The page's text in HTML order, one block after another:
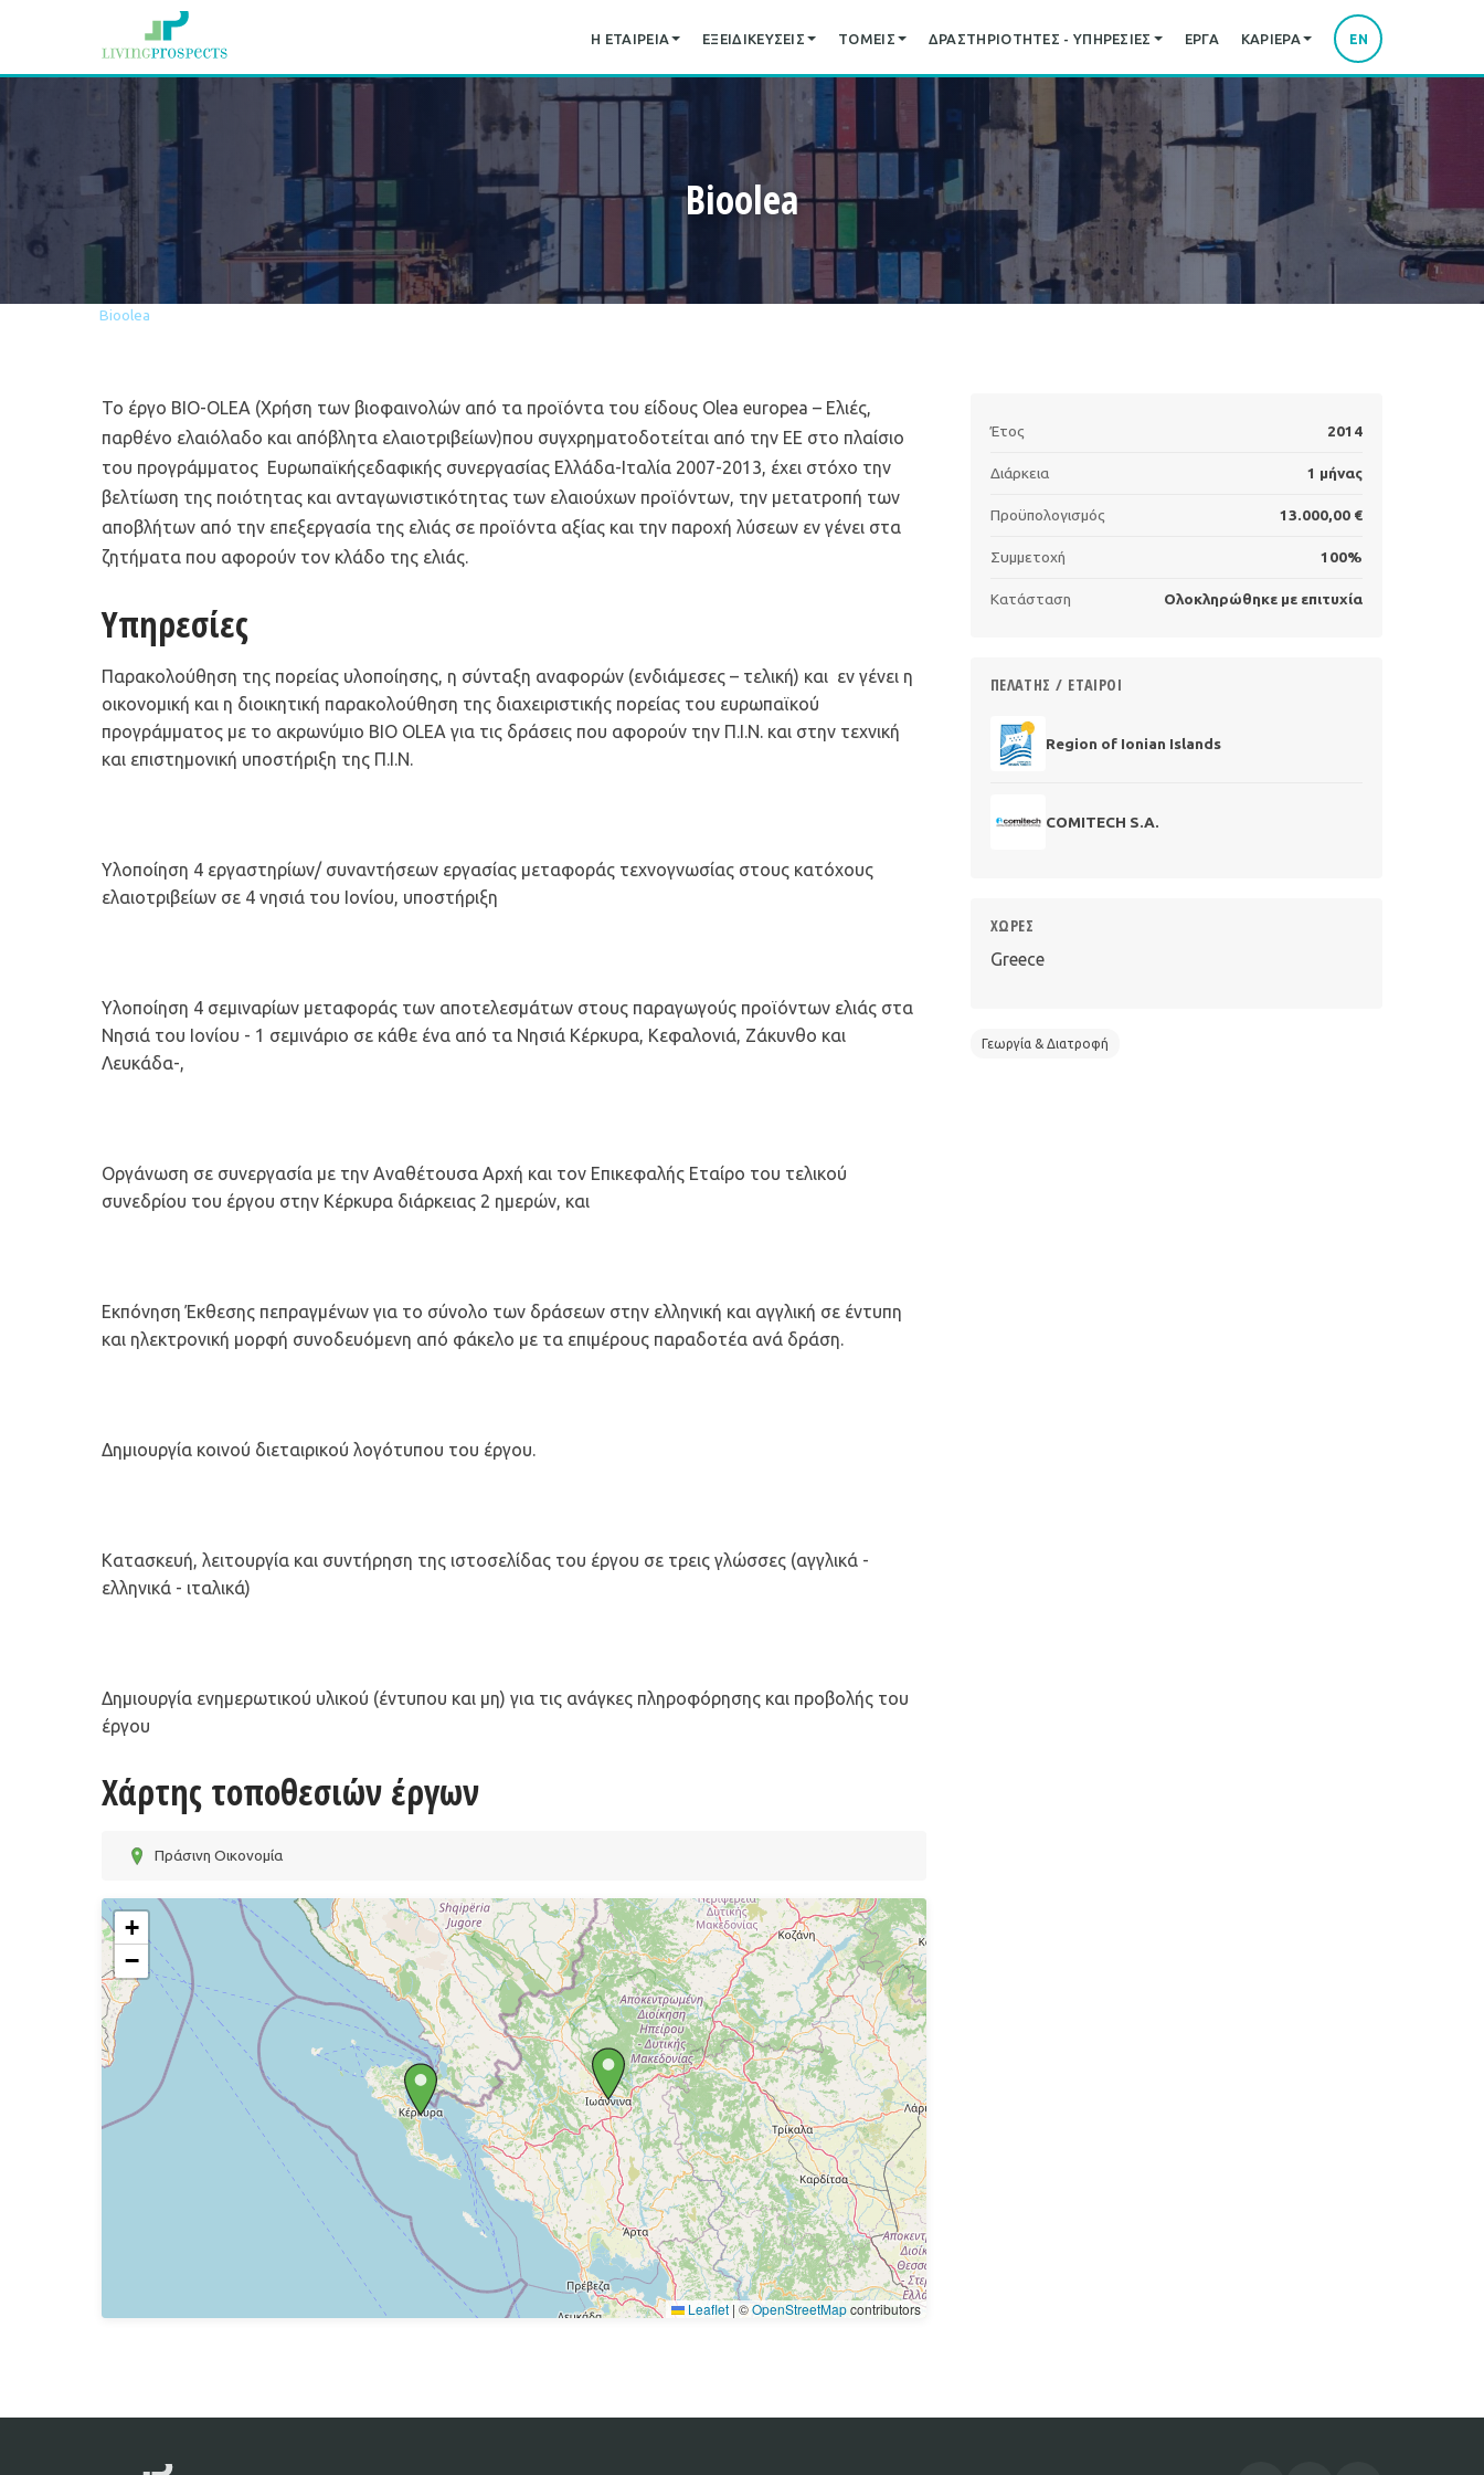
Η ΕΤΑΙΡΕΊΑ ΕΞΕΙΔΙΚΕΎΣΕΙΣ ΤΟΜΕΊΣ ΔΡΑΣΤΗΡΙΌΤΗΤΕΣ - ΥΠΗΡΕΣΊΕΣ ΈΡΓΑ ΚΑΡΙΈΡΑ EN
Bioolea
Bioolea
Το έργο BIO-OLEA (Χρήση των βιοφαινολών από τα προϊόντα του είδους Olea europea – Ελιές,
παρθένο ελαιόλαδο και απόβλητα ελαιοτριβείων)που συγχρηματοδοτείται από την ΕΕ στο πλαίσιο
του προγράμματος Ευρωπαϊκήςεδαφικής συνεργασίας Ελλάδα-Ιταλία 2007-2013, έχει στόχο την
βελτίωση της ποιότητας και ανταγωνιστικότητας των ελαιούχων προϊόντων, την μετατροπή των
αποβλήτων από την επεξεργασία της ελιάς σε προϊόντα αξίας και την παροχή λύσεων εν γένει στα
ζητήματα που αφορούν τον κλάδο της ελιάς.
Υπηρεσίες
Παρακολούθηση της πορείας υλοποίησης, η σύνταξη αναφορών (ενδιάμεσες – τελική) και εν γένει η
οικονομική και η διοικητική παρακολούθηση της διαχειριστικής πορείας του ευρωπαϊκού
προγράμματος με το ακρωνύμιο BIO OLEA για τις δράσεις που αφορούν την Π.Ι.Ν. και στην τεχνική
και επιστημονική υποστήριξη της Π.Ι.Ν.
Υλοποίηση 4 εργαστηρίων/ συναντήσεων εργασίας μεταφοράς τεχνογνωσίας στους κατόχους
ελαιοτριβείων σε 4 νησιά του Ιονίου, υποστήριξη
Υλοποίηση 4 σεμιναρίων μεταφοράς των αποτελεσμάτων στους παραγωγούς προϊόντων ελιάς στα
Νησιά του Ιονίου - 1 σεμινάριο σε κάθε ένα από τα Νησιά Κέρκυρα, Κεφαλονιά, Ζάκυνθο και
Λευκάδα-,
Οργάνωση σε συνεργασία με την Αναθέτουσα Αρχή και τον Επικεφαλής Εταίρο του τελικού
συνεδρίου του έργου στην Κέρκυρα διάρκειας 2 ημερών, και
Εκπόνηση Έκθεσης πεπραγμένων για το σύνολο των δράσεων στην ελληνική και αγγλική σε έντυπη
και ηλεκτρονική μορφή συνοδευόμενη από φάκελο με τα επιμέρους παραδοτέα ανά δράση.
Δημιουργία κοινού διεταιρικού λογότυπου του έργου.
Κατασκευή, λειτουργία και συντήρηση της ιστοσελίδας του έργου σε τρεις γλώσσες (αγγλικά -
ελληνικά - ιταλικά)
Δημιουργία ενημερωτικού υλικού (έντυπου και μη) για τις ανάγκες πληροφόρησης και προβολής του
έργου
Χάρτης τοποθεσιών έργων
Πράσινη Οικονομία
+
−
Leaflet | ©OpenStreetMapcontributors
Έτος 2014
Διάρκεια 1 μήνας
Προϋπολογισμός 13.000,00 €
Συμμετοχή 100%
Κατάσταση Ολοκληρώθηκε με επιτυχία
ΠΕΛΆΤΗΣ / ΕΤΑΊΡΟΙ
Region of Ionian Islands
COMITECH S.A.
ΧΏΡΕΣ
Greece
Γεωργία & Διατροφή